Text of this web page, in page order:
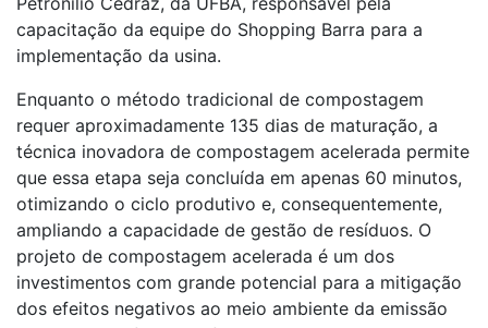
capacitação da equipe do Shopping Barra para a
implementação da usina.
Enquanto o método tradicional de compostagem
requer aproximadamente 135 dias de maturação, a
técnica inovadora de compostagem acelerada permite
que essa etapa seja concluída em apenas 60 minutos,
otimizando o ciclo produtivo e, consequentemente,
ampliando a capacidade de gestão de resíduos. O
projeto de compostagem acelerada é um dos
investimentos com grande potencial para a mitigação
dos efeitos negativos ao meio ambiente da emissão